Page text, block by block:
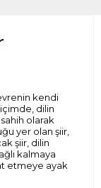
kendi
dilin
olarak
yer olan şiir,
şiir, dilin
kalmaya
etmeye ayak